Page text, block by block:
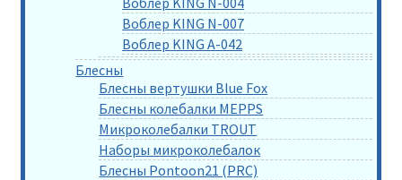
Воблер KING N-007
Воблер KING A-042
Блесны
Блесны вертушки Blue Fox
Блесны колебалки MEPPS
Микроколебалки TROUT
Наборы микроколебалок
Блесны Pontoon21 (PRC)